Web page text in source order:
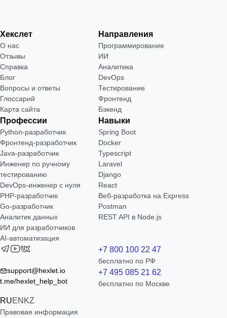
Хекслет
О нас
Отзывы
Справка
Блог
Вопросы и ответы
Глоссарий
Карта сайта
Направления
Программирование
ИИ
Аналитика
DevOps
Тестирование
Фронтенд
Бэкенд
Профессии
Python-разработчик
Фронтенд-разработчик
Java-разработчик
Инженер по ручному
тестированию
DevOps-инженер с нуля
РНР-разработчик
Go-разработчик
Аналитик данных
ИИ для разработчиков
AI-автоматизация
Навыки
Spring Boot
Docker
Typescript
Laravel
Django
React
Веб-разработка на Express
Postman
REST API в Node.js
support@hexlet.io
t.me/hexlet_help_bot
RUEN KZ
+7 800 100 22 47
бесплатно по РФ
+7 495 085 21 62
бесплатно по Москве
Правовая информация